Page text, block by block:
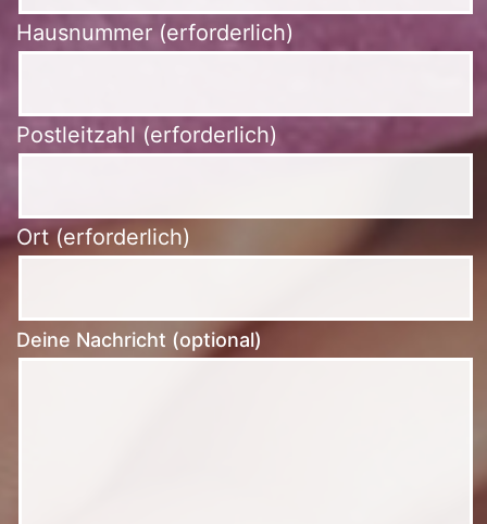
Hausnummer (erforderlich)
Postleitzahl (erforderlich)
Ort (erforderlich)
Deine Nachricht (optional)